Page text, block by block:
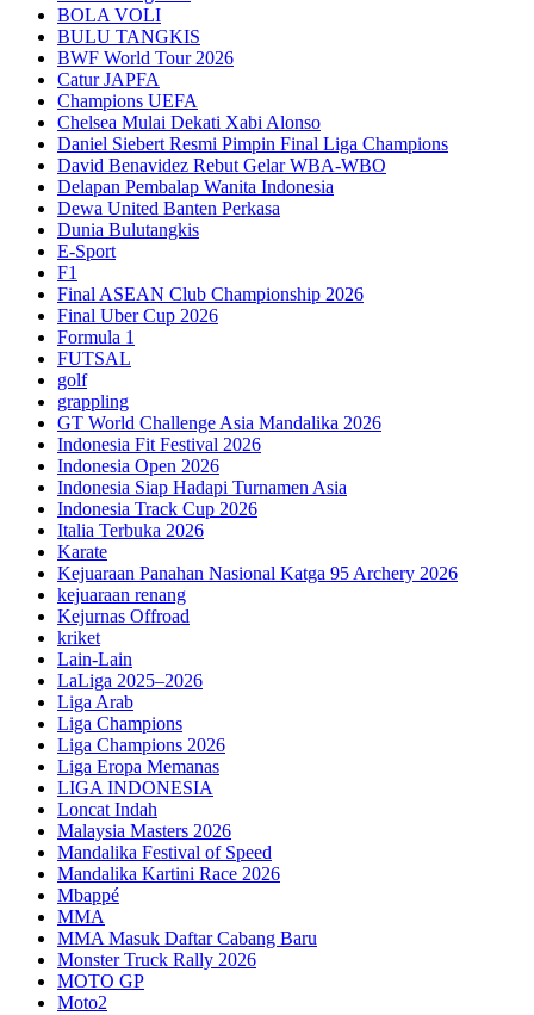
BOLA VOLI
BULU TANGKIS
BWF World Tour 2026
Catur JAPFA
Champions UEFA
Chelsea Mulai Dekati Xabi Alonso
Daniel Siebert Resmi Pimpin Final Liga Champions
David Benavidez Rebut Gelar WBA-WBO
Delapan Pembalap Wanita Indonesia
Dewa United Banten Perkasa
Dunia Bulutangkis
E-Sport
F1
Final ASEAN Club Championship 2026
Final Uber Cup 2026
Formula 1
FUTSAL
golf
grappling
GT World Challenge Asia Mandalika 2026
Indonesia Fit Festival 2026
Indonesia Open 2026
Indonesia Siap Hadapi Turnamen Asia
Indonesia Track Cup 2026
Italia Terbuka 2026
Karate
Kejuaraan Panahan Nasional Katga 95 Archery 2026
kejuaraan renang
Kejurnas Offroad
kriket
Lain-Lain
LaLiga 2025–2026
Liga Arab
Liga Champions
Liga Champions 2026
Liga Eropa Memanas
LIGA INDONESIA
Loncat Indah
Malaysia Masters 2026
Mandalika Festival of Speed
Mandalika Kartini Race 2026
Mbappé
MMA
MMA Masuk Daftar Cabang Baru
Monster Truck Rally 2026
MOTO GP
Moto2